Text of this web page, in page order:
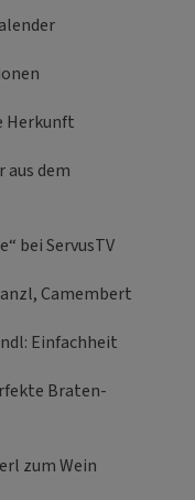
Herkunft
aus dem
bei ServusTV
Camembert
Einfachheit
Braten-
zum Wein